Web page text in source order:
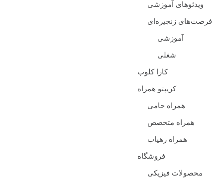
ویدئوهای آموزشی
فرصت‌های زنجیره‌ای
آموزشی
شغلی
کارا کلوب
کریپتو همراه
همراه حامی
همراه متخصص
همراه رهیاب
فروشگاه
محصولات فیزیکی